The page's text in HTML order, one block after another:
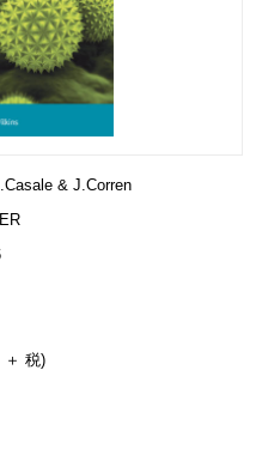
& J.Corren
＋ 税)